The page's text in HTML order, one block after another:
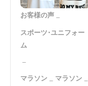
お客様の声
スポーツ･ユニフォー
ム
マラソン
マラソン